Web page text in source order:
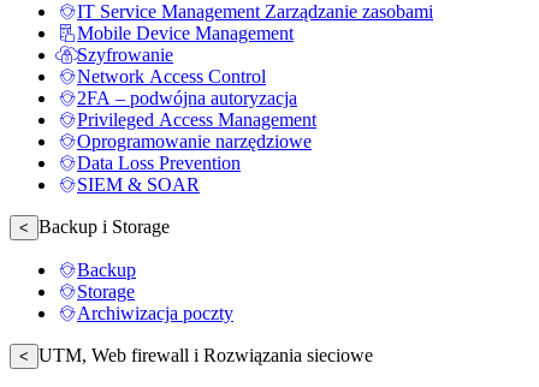
IT Service Management Zarządzanie zasobami
Mobile Device Management
Szyfrowanie
Network Access Control
2FA – podwójna autoryzacja
Privileged Access Management
Oprogramowanie narzędziowe
Data Loss Prevention
SIEM & SOAR
< Backup i Storage
Backup
Storage
Archiwizacja poczty
< UTM, Web firewall i Rozwiązania sieciowe